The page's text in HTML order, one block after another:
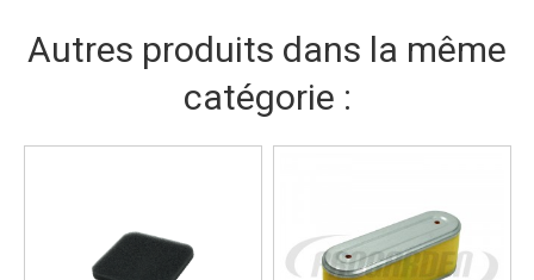
Autres produits dans la même
catégorie :